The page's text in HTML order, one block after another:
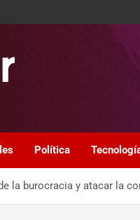
Política
la burocracia y atacar la